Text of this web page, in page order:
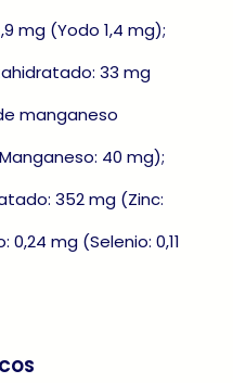
mg (Yodo 1,4 mg);
33 mg
manganeso
40 mg);
352 mg (Zinc:
mg (Selenio: 0,11